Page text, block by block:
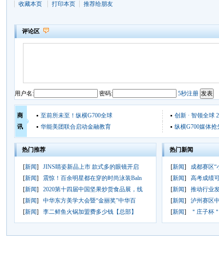
收藏本页 打印本页 推荐给朋友
评论区
用户名: 密码: 5秒注册
商
讯
至前所未至！纵横G700全球
创新 · 智领全球
华能美团联合启动金融教育
纵横G700媒体抢
热门推荐
[新闻]
JINS睛姿新品上市 款式多的眼镜开启
[新闻]
震惊！百余明星都在穿的时尚泳装Baln
[新闻]
2020第十四届中国坚果炒货食品展，线
[新闻]
中华东方美学大会暨“金丽奖”中华百
[新闻] 李二鲜鱼火锅加盟费多少钱【总部】
热门新闻
[新闻]
成都赛区“
[新闻]
高考成绩
[新闻]
推动行业
[新闻]
泸州赛区
[新闻] ＂庄子杯